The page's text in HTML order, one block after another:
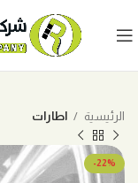
الرئيسية اطارات
-22%